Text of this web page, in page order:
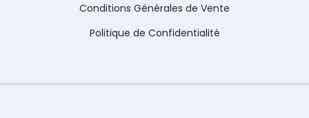
Conditions Générales de Vente
Politique de Confidentialité